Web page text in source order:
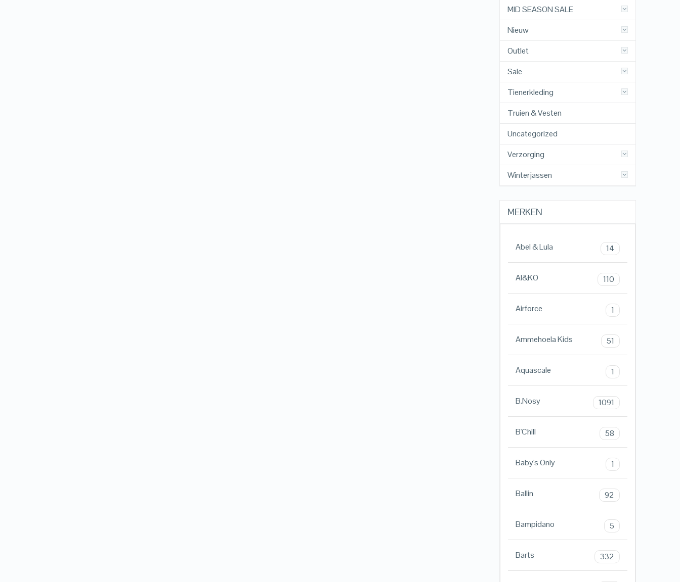
MID SEASON SALE
Nieuw
Outlet
Sale
Tienerkleding
Truien & Vesten
Uncategorized
Verzorging
Winterjassen
MERKEN
Abel & Lula 14
AI&KO 110
Airforce 1
Ammehoela Kids 51
Aquascale 1
B.Nosy 1091
B'Chill 58
Baby's Only 1
Ballin 92
Bampidano 5
Barts 332